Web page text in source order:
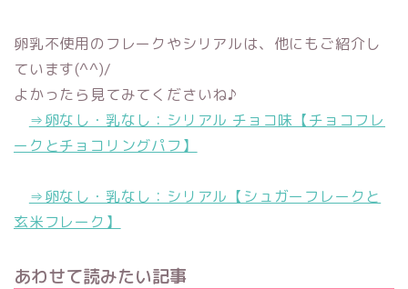
卵乳不使用のフレークやシリアルは、他にもご紹介し
ています(^^)/
よかったら見てみてくださいね♪
⇒卵なし・乳なし：シリアル チョコ味【チョコフレ
ークとチョコリングパフ】
⇒卵なし・乳なし：シリアル【シュガーフレークと
玄米フレーク】
あわせて読みたい記事